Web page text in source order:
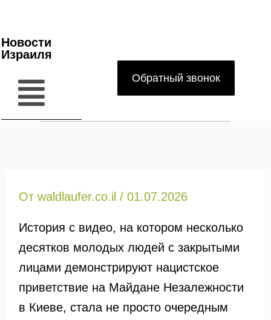
Новости
Израиля
Обратный звонок
От waldlaufer.co.il / 01.07.2026
История с видео, на котором несколько
десятков молодых людей с закрытыми
лицами демонстрируют нацистское
приветствие на Майдане Незалежности
в Киеве, стала не просто очередным